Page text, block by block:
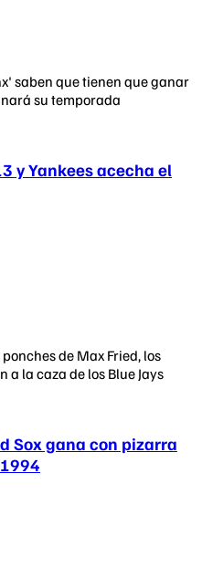
saben que tienen que ganar
su temporada
y Yankees acecha el
de Max Fried, los
a la caza de los Blue Jays
Sox gana con pizarra